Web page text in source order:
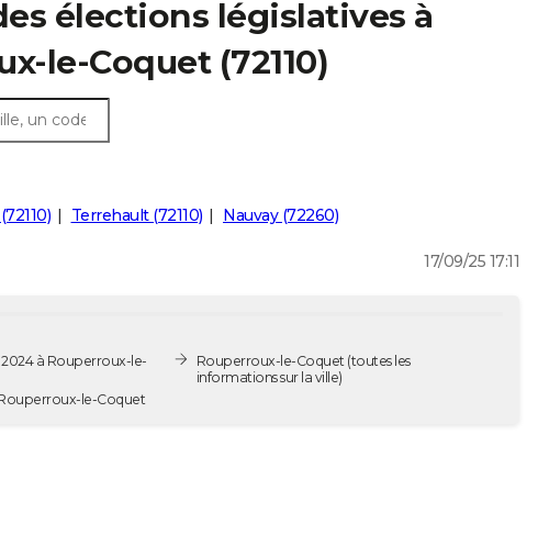
élections législatives à
le-Coquet (72110)
Terrehault (72110) Nauvay (72260)
17/09/25 17:11
2024 à Rouperroux-le-
de vote à Rouperroux-le-Coquet
Rouperroux-le-Coquet (toutes les
informations sur la ville)